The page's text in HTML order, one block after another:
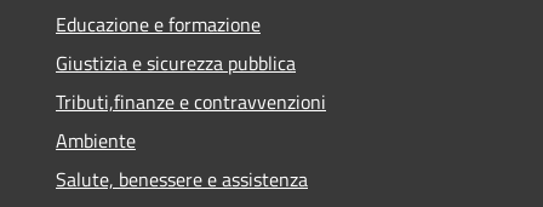
Educazione e formazione
Giustizia e sicurezza pubblica
Tributi,finanze e contravvenzioni
Ambiente
Salute, benessere e assistenza